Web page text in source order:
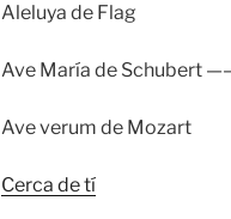
Aleluya de Flag
Ave María de Schubert
Ave verum de Mozart
Cerca de tí